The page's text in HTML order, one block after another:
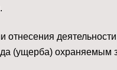
⠀
отнесения
(ущерба) охраняемым